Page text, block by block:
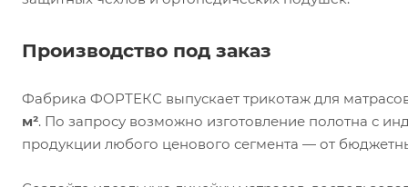
Производство под заказ
Фабрика ФОРТЕКС выпускает трикотаж для
м². По запросу возможно изготовление полотна с
продукции любого ценового сегмента — от